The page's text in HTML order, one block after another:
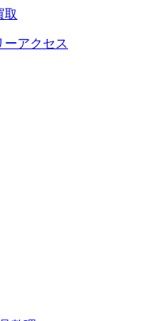
ーアクセス